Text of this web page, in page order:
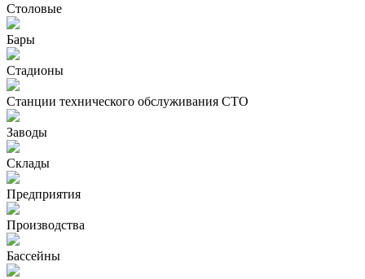
Столовые
Бары
Стадионы
Станции технического обслуживания СТО
Заводы
Склады
Предприятия
Производства
Бассейны